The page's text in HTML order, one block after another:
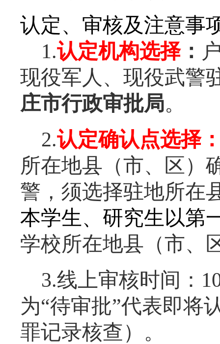
认定、审核及注意事
1.认定机构选择：
现役军人、现役武警
庄市行政审批局。
2.认定确认点选择
所在地县（市、区）
警，须选择驻地所在
本学生、研究生以第
学校所在地县（市、
3.线上审核时间：
为“待审批”代表即将
罪记录核查）。